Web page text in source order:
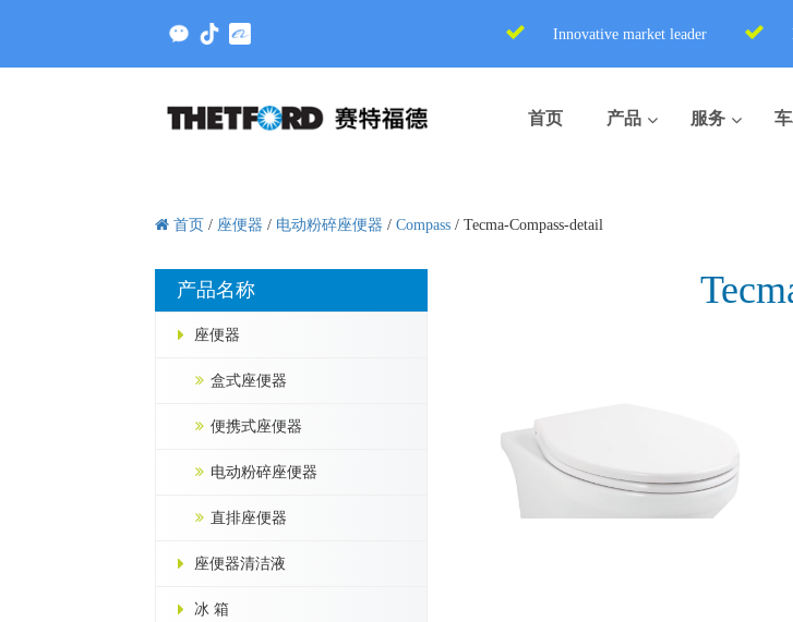
Innovative market leader
首页 产品 服务
首页 / 座便器 / 电动粉碎座便器 / Compass / Tecma-Compass-detail
产品名称
座便器
盒式座便器
便携式座便器
电动粉碎座便器
直排座便器
座便器清洁液
冰 箱